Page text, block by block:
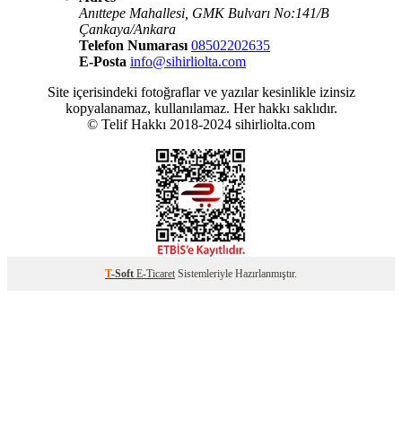
Anıttepe Mahallesi, GMK Bulvarı No:141/B
Çankaya/Ankara
Telefon Numarası 08502202635
E-Posta info@sihirliolta.com
Site içerisindeki fotoğraflar ve yazılar kesinlikle izinsiz
kopyalanamaz, kullanılamaz. Her hakkı saklıdır.
© Telif Hakkı 2018-2024 sihirliolta.com
T-Soft E-Ticaret Sistemleriyle Hazırlanmıştır.